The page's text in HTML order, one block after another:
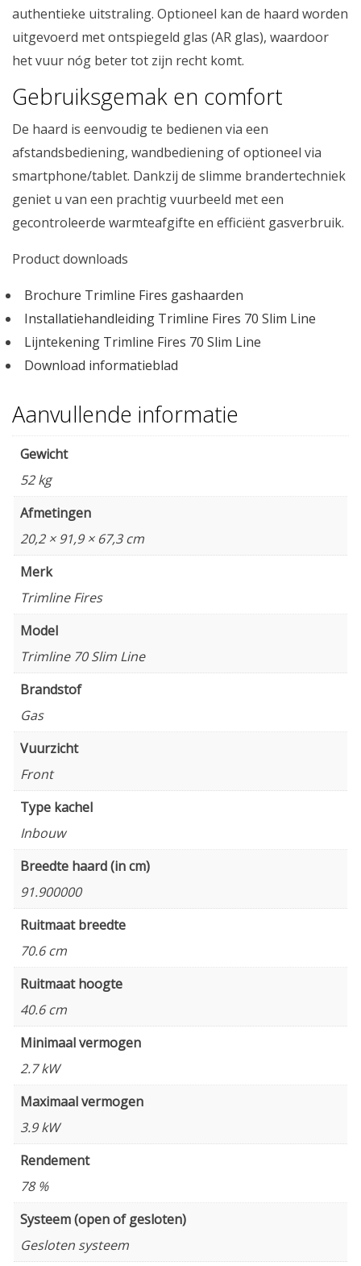
authentieke uitstraling. Optioneel kan de haard worden
uitgevoerd met ontspiegeld glas (AR glas), waardoor
het vuur nóg beter tot zijn recht komt.
Gebruiksgemak en comfort
De haard is eenvoudig te bedienen via een
afstandsbediening, wandbediening of optioneel via
smartphone/tablet. Dankzij de slimme brandertechniek
geniet u van een prachtig vuurbeeld met een
gecontroleerde warmteafgifte en efficiënt gasverbruik.
Product downloads
Brochure Trimline Fires gashaarden
Installatiehandleiding Trimline Fires 70 Slim Line
Lijntekening Trimline Fires 70 Slim Line
Download informatieblad
Aanvullende informatie
Gewicht
52 kg
Afmetingen
20,2 × 91,9 × 67,3 cm
Merk
Trimline Fires
Model
Trimline 70 Slim Line
Brandstof
Gas
Vuurzicht
Front
Type kachel
Inbouw
Breedte haard (in cm)
91.900000
Ruitmaat breedte
70.6 cm
Ruitmaat hoogte
40.6 cm
Minimaal vermogen
2.7 kW
Maximaal vermogen
3.9 kW
Rendement
78 %
Systeem (open of gesloten)
Gesloten systeem